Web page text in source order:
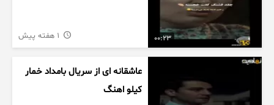
00:23
عاشقانه ای از سریال بامداد خمار
کیلو اهنگ